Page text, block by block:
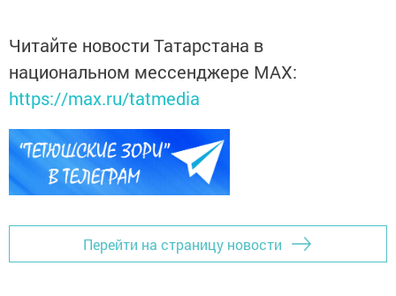
Читайте новости Татарстана в
национальном мессенджере MАХ:
https://max.ru/tatmedia
Перейти на страницу новости